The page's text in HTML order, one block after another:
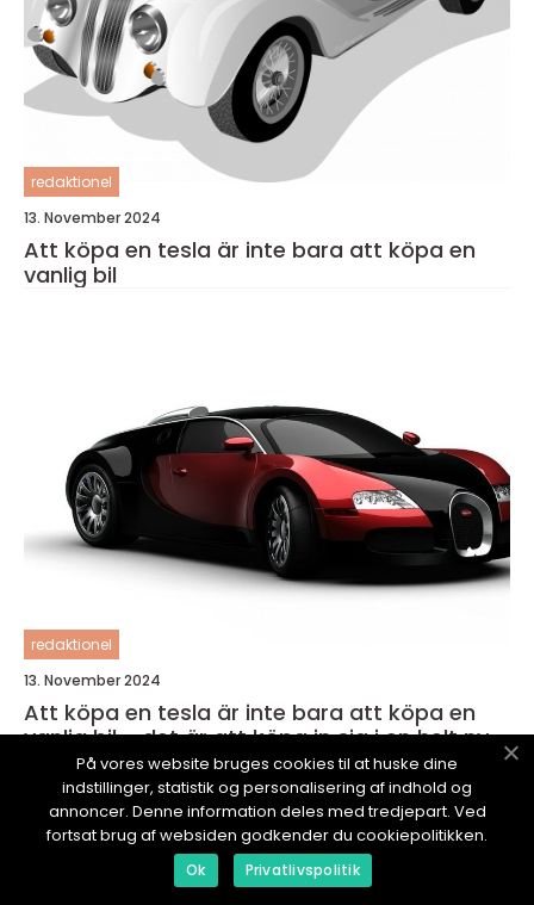
redaktionel
13. November 2024
Att köpa en tesla är inte bara att köpa en
vanlig bil
redaktionel
13. November 2024
Att köpa en tesla är inte bara att köpa en
vanlig bil - det är att köpa in sig i en helt ny
värld av elektrisk mobilitet och innovativ
teknik
På vores website bruges cookies til at huske dine
indstillinger, statistik og personalisering af indhold og
annoncer. Denne information deles med tredjepart. Ved
fortsat brug af websiden godkender du cookiepolitikken.
Ok Privatlivspolitik